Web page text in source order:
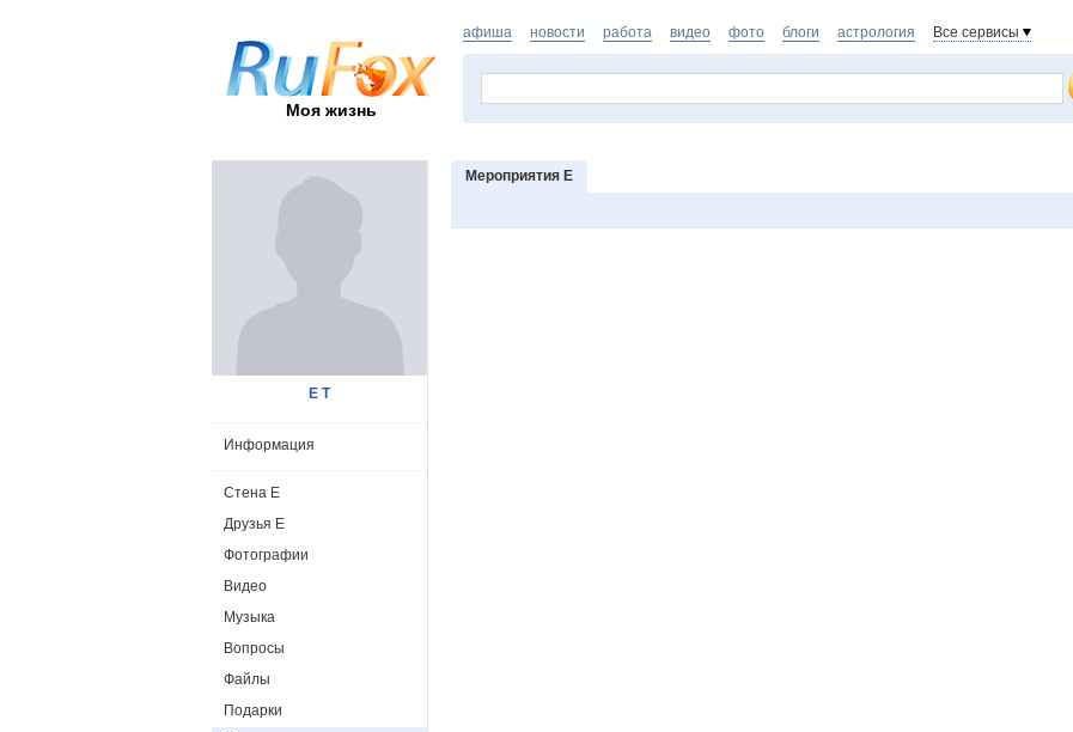
Моя жизнь
афиша новости работа видео фото блоги астрология Все сервисы
Мероприятия Е
Е Т
Информация
Стена Е
Друзья Е
Фотографии
Видео
Музыка
Вопросы
Файлы
Подарки